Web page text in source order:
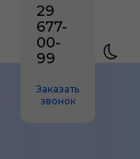
29
677-
00-
99
Заказать
звонок